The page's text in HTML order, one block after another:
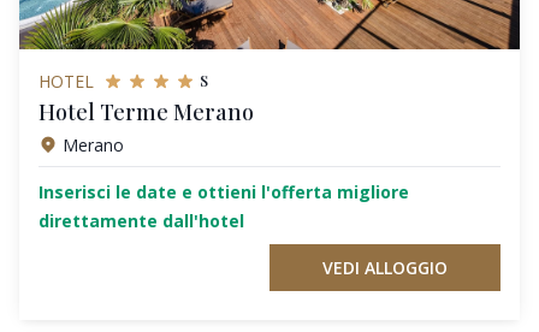
HOTEL s
Hotel Terme Merano
Merano
Inserisci le date e ottieni l'offerta migliore
direttamente dall'hotel
VEDI ALLOGGIO